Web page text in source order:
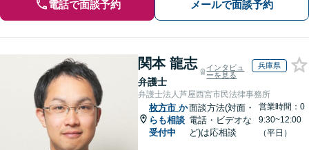
電話で面談予約 メールで面談予約
関本 龍志
弁護士
インタビュ
ーを見る
兵庫県
弁護士法人芦屋西宮市民法律事務所
枚方市 か
らも相談
受付中
面談方法(対面・
電話・ビデオな
ど)は応相談
営業時間：0
9:30~12:00
（平日）